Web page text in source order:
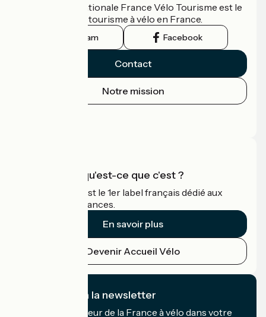
L'association nationale France Vélo Tourisme est le
guide officiel du tourisme à vélo en France.
Instagram Facebook
Contact
Notre mission
Accueil Vélo qu'est-ce que c'est ?
Accueil Vélo c'est le 1er label français dédié aux
cyclistes en vacances.
En savoir plus
Devenir Accueil Vélo
Je m'abonne à la newsletter
Recevez le meilleur de la France à vélo dans votre